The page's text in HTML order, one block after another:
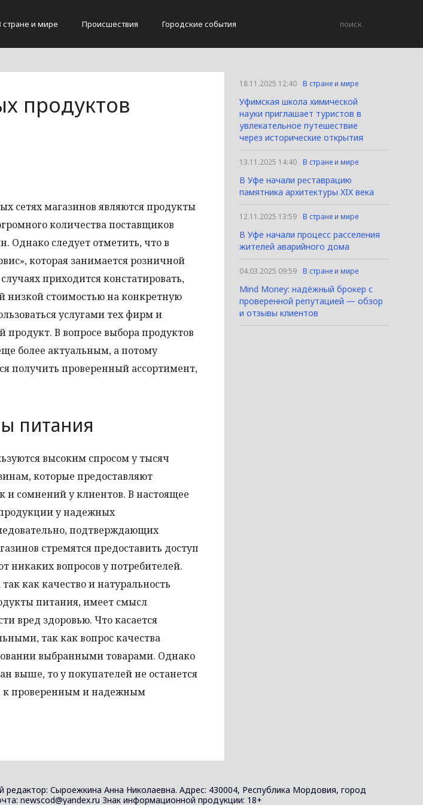
стране и мире Происшествия Городские события
продуктов
сетях магазинов являются продукты
количества поставщиков
Однако следует отметить, что в
которая занимается розничной
приходится констатировать,
низкой стоимостью на конкретную
услугами тех фирм и
В вопросе выбора продуктов
более актуальным, а потому
получить проверенный ассортимент,
питания
высоким спросом у тысяч
которые предоставляют
сомнений у клиентов. В настоящее
у надежных
подтверждающих
стремятся предоставить доступ
никаких вопросов у потребителей.
как качество и натуральность
питания, имеет смысл
вред здоровью. Что касается
так как вопрос качества
выбранными товарами. Однако
выше, то у покупателей не останется
к проверенным и надежным
18.11.2025 12:40 В стране и мире
Уфимская школа химической
науки приглашает туристов в
увлекательное путешествие
через исторические открытия
13.11.2025 14:40 В стране и мире
В Уфе начали реставрацию
памятника архитектуры XIX века
12.11.2025 13:59 В стране и мире
В Уфе начали процесс расселения
жителей аварийного дома
04.03.2025 09:59 В стране и мире
Mind Money: надёжный брокер с
проверенной репутацией — обзор
и отзывы клиентов
Сыроежкина Анна Николаевна. Адрес: 430004, Республика Мордовия, город
newscod@yandex.ru Знак информационной продукции: 18+